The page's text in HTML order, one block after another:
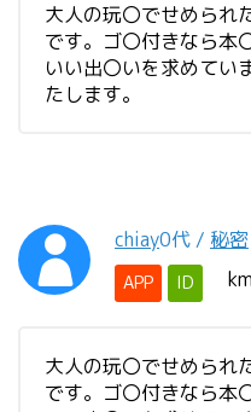
大人の玩〇でせめられ
です。ゴ〇付きなら本
いい出〇いを求めてい
たします。
chiay0代 / 秘密
APP ID
大人の玩〇でせめられ
です。ゴ〇付きなら本